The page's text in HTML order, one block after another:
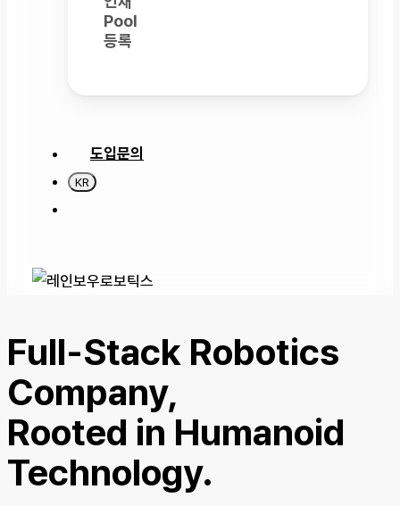
Pool
등록
도입문의
KR
Full-Stack Robotics
Company,
Rooted in Humanoid
Technology.